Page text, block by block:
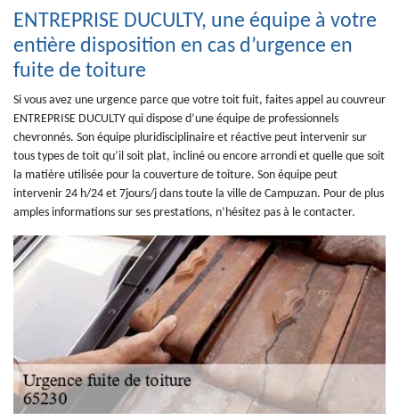
ENTREPRISE DUCULTY, une équipe à votre
entière disposition en cas d’urgence en
fuite de toiture
Si vous avez une urgence parce que votre toit fuit, faites appel au couvreur
ENTREPRISE DUCULTY qui dispose d’une équipe de professionnels
chevronnés. Son équipe pluridisciplinaire et réactive peut intervenir sur
tous types de toit qu’il soit plat, incliné ou encore arrondi et quelle que soit
la matière utilisée pour la couverture de toiture. Son équipe peut
intervenir 24 h/24 et 7jours/j dans toute la ville de Campuzan. Pour de plus
amples informations sur ses prestations, n’hésitez pas à le contacter.